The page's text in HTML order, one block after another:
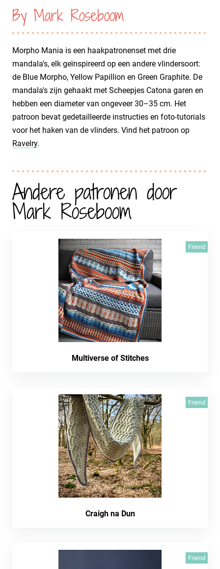
By Mark Roseboom
Morpho Mania is een haakpatronenset met drie
mandala's, elk geïnspireerd op een andere vlindersoort:
de Blue Morpho, Yellow Papillion en Green Graphite. De
mandala's zijn gehaakt met Scheepjes Catona garen en
hebben een diameter van ongeveer 30–35 cm. Het
patroon bevat gedetailleerde instructies en foto-tutorials
voor het haken van de vlinders. Vind het patroon op
Ravelry.
Andere patronen door
Mark Roseboom
Friend
Multiverse of Stitches
Friend
Craigh na Dun
Friend